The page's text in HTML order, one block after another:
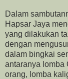
Dalam
Hapsar Jaya
yang dilakukan
dengan
dalam bingkai
antaranya lomba
orang, lomba